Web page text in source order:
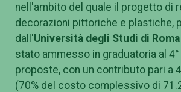
nell'ambito del quale il progetto di
decorazioni pittoriche e plastiche,
dall'Università degli Studi di
stato ammesso in graduatoria al
proposte, con un contributo pari a
(70% del costo complessivo di